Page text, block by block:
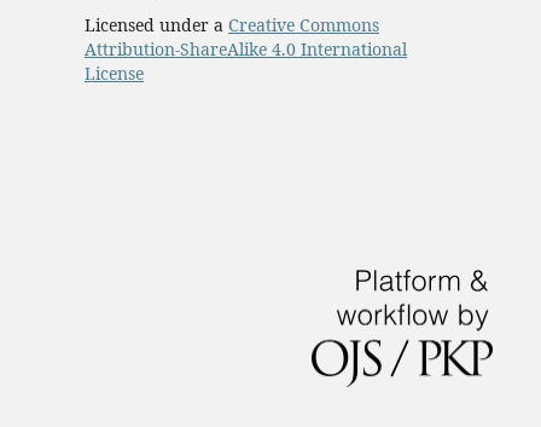
Licensed under a Creative Commons
Attribution-ShareAlike 4.0 International
License